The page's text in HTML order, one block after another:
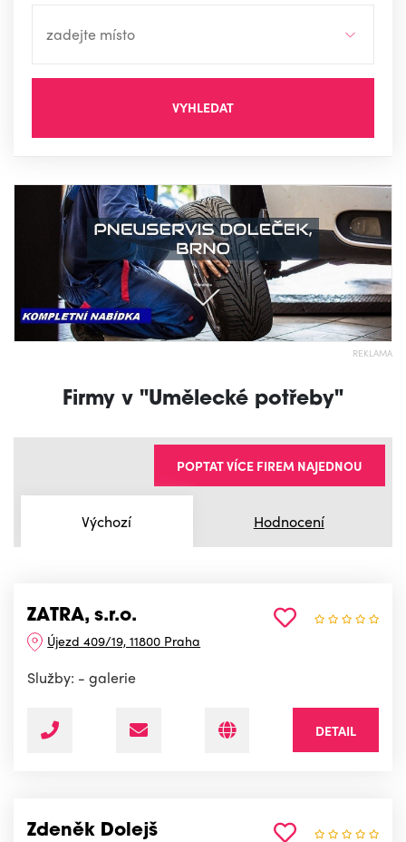
VYHLEDAT
REKLAMA
Firmy v "Umělecké potřeby"
Výchozí Hodnocení
POPTAT VÍCE FIREM NAJEDNOU
ZATRA, s.r.o.
Újezd 409/19, 11800 Praha
Služby: - galerie
DETAIL
Zdeněk Dolejš